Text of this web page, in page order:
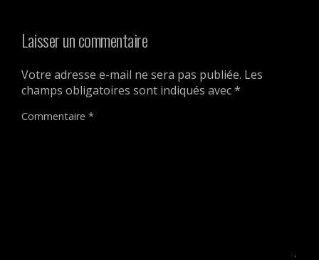
Laisser un commentaire
Votre adresse e-mail ne sera pas publiée. Les
champs obligatoires sont indiqués avec*
Commentaire *